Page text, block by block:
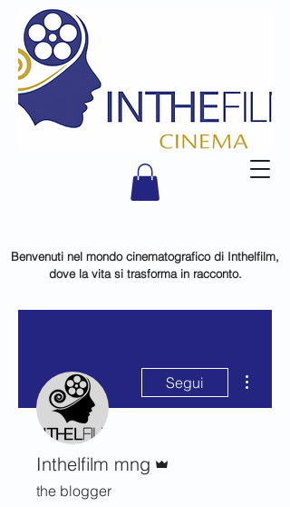
Benvenuti nel mondo cinematografico di Inthelfilm,
dove la vita si trasforma in racconto.
Segui
Inthelfilm mng
the blogger